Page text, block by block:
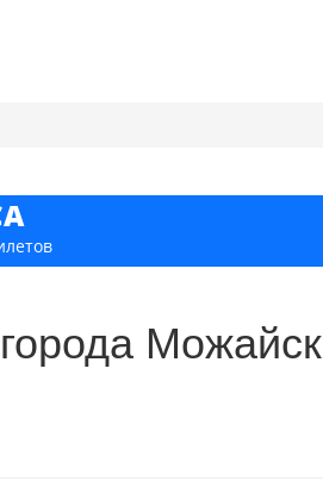
Можайск